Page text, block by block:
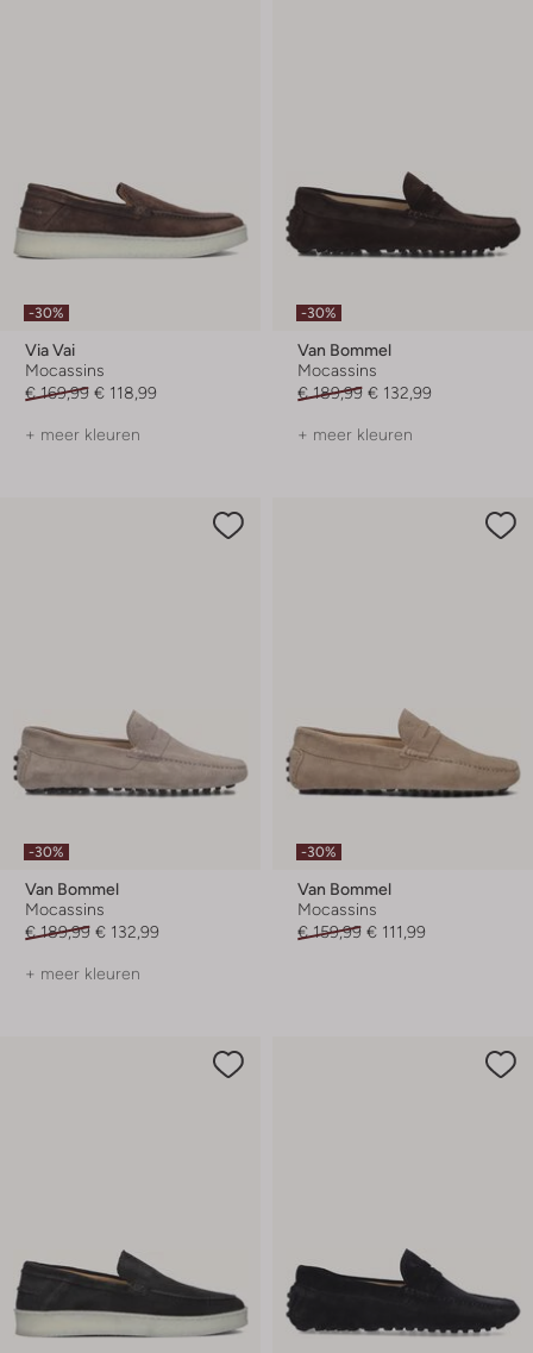
-30%
Via Vai
Mocassins
€ 169,99 € 118,99
+ meer kleuren
-30%
Van Bommel
Mocassins
€ 189,99 € 132,99
+ meer kleuren
-30%
Van Bommel
Mocassins
€ 189,99 € 132,99
+ meer kleuren
-30%
Van Bommel
Mocassins
€ 159,99 € 111,99